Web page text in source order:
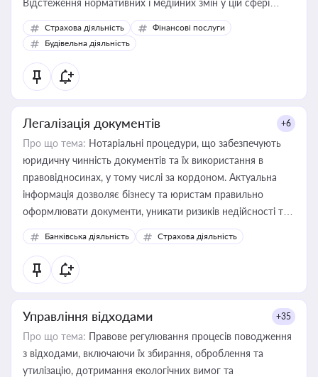
Відстеження нормативних і медійних змін у цій сфері
корисне для власника бізнесу, керівника, юриста або
бухгалтера під час оподаткування, приватизації, оренди
державного майна, корпоративних угод і перевірки
статусу суб'єктів оціночної діяльності
Страхова діяльність
Фінансові послуги
Будівельна діяльність
Легалізація документів +6
Про що тема: Нотаріальні процедури, що забезпечують
юридичну чинність документів та їх використання в
правовідносинах, у тому числі за кордоном. Актуальна
інформація дозволяє бізнесу та юристам правильно
оформлювати документи, уникати ризиків недійсності та
забезпечувати їх належне прийняття органами влади та
контрагентами
Банківська діяльність Страхова діяльність
Управління відходами +35
Про що тема: Правове регулювання процесів поводження
з відходами, включаючи їх збирання, оброблення та
утилізацію, дотримання екологічних вимог та